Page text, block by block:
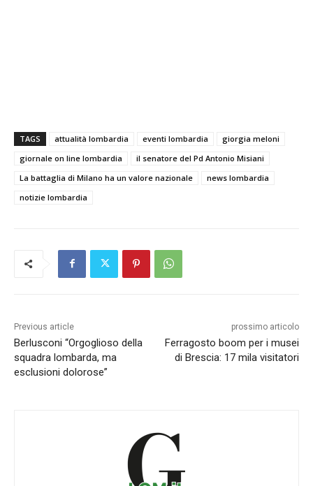
TAGS attualità lombardia eventi lombardia
giorgia meloni
giornale on line lombardia
il senatore del Pd Antonio Misiani
La battaglia di Milano ha un valore nazionale
news lombardia
notizie lombardia
Previous article
Berlusconi “Orgoglioso della
squadra lombarda, ma
esclusioni dolorose”
prossimo articolo
Ferragosto boom per i musei
di Brescia: 17 mila visitatori